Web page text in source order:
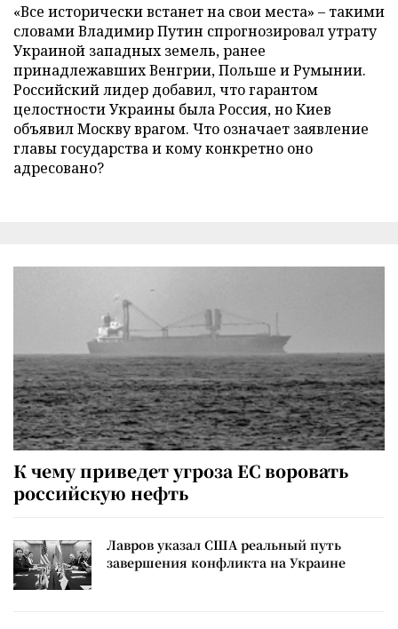
«Все исторически встанет на свои места» – такими
словами Владимир Путин спрогнозировал утрату
Украиной западных земель, ранее
принадлежавших Венгрии, Польше и Румынии.
Российский лидер добавил, что гарантом
целостности Украины была Россия, но Киев
объявил Москву врагом. Что означает заявление
главы государства и кому конкретно оно
адресовано?
К чему приведет угроза ЕС воровать
российскую нефть
Лавров указал США реальный путь
завершения конфликта на Украине